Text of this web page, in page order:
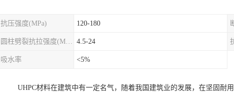
抗压强度(MPa) 120-180
圆柱劈裂抗拉强度(MPa) 4.5-24
吸水率 <5%
UHPC材料在建筑中有一定名气，随着我国建筑业的发展，在坚固耐